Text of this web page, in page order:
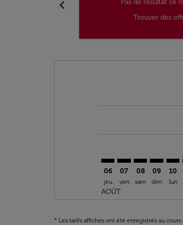
chevron_left
Pas de résultat ce
Trouver des
06
jeu
AOÛT
07
ven
08
sam
09
dim
10
lun
* Les tarifs affichés ont été enregistrés au